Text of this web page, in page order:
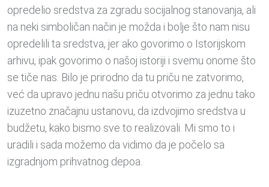
opredelio sredstva za zgradu socijalnog stanovanja, ali
na neki simboličan način je možda i bolje što nam nisu
opredelili ta sredstva, jer ako govorimo o Istorijskom
arhivu, ipak govorimo o našoj istoriji i svemu onome što
se tiče nas. Bilo je prirodno da tu priču ne zatvorimo,
već da upravo jednu našu priču otvorimo za jednu tako
izuzetno značajnu ustanovu, da izdvojimo sredstva u
budžetu, kako bismo sve to realizovali. Mi smo to i
uradili i sada možemo da vidimo da je počelo sa
izgradnjom prihvatnog depoa.